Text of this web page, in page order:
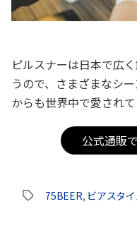
ピルスナーは日本で広
うので、さまざまなシ
からも世界中で愛されて
公式通販
タ
75BEER, ビアスタ